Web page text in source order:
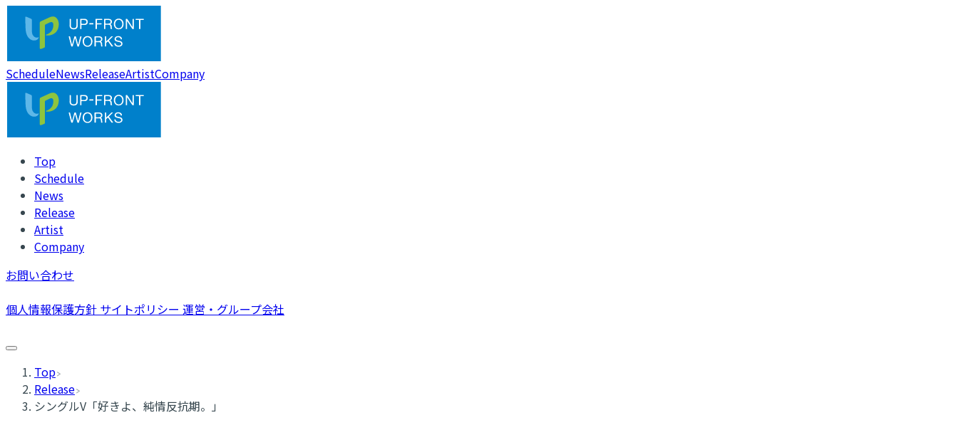
ScheduleNewsReleaseArtistCompany
Top
Schedule
News
Release
Artist
Company
お問い合わせ
個人情報保護方針 サイトポリシー 運営・グループ会社
Top
Release
シングルV「好きよ、純情反抗期。」